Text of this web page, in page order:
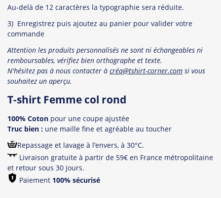
Au-delà de 12 caractères la typographie sera réduite.
3) Enregistrez puis ajoutez au panier pour valider votre
commande
Attention les produits personnalisés ne sont ni échangeables ni
remboursables, vérifiez bien orthographe et texte.
N'hésitez pas à nous contacter à créa@tshirt-corner.com si vous
souhaitez un aperçu.
T-shirt Femme col rond
100% Coton pour une coupe ajustée
Truc bien : une maille fine et agréable au toucher
Repassage et lavage à l’envers, à 30°C.
Livraison gratuite à partir de 59€ en France métropolitaine
et retour sous 30 jours.
Paiement 100% sécurisé